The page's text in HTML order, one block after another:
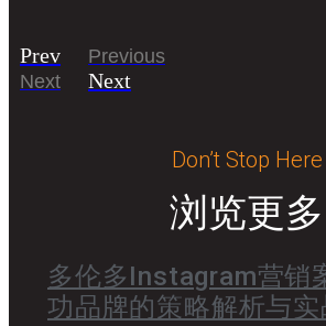
Prev
Previous
Next
Next
Don’t Stop Here
浏览更多
多伦多Instagram营销
功品牌的策略解析与